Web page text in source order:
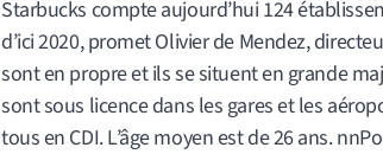
Starbucks compte aujourd’hui 124
d’ici 2020, promet Olivier de Mendez,
sont en propre et ils se situent en grande
sont sous licence dans les gares et les
tous en CDI. L’âge moyen est de 26 ans.